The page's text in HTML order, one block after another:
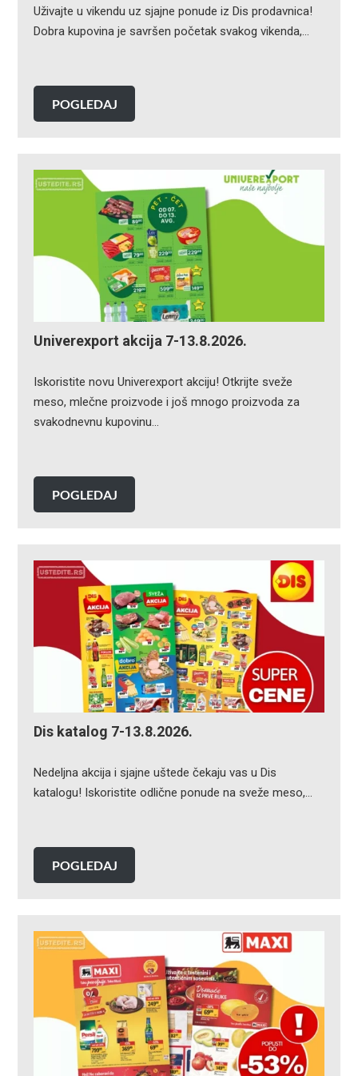
Uživajte u vikendu uz sjajne ponude iz Dis prodavnica!
Dobra kupovina je savršen početak svakog vikenda,…
POGLEDAJ
Univerexport akcija 7-13.8.2026.
Iskoristite novu Univerexport akciju! Otkrijte sveže
meso, mlečne proizvode i još mnogo proizvoda za
svakodnevnu kupovinu…
POGLEDAJ
Dis katalog 7-13.8.2026.
Nedeljna akcija i sjajne uštede čekaju vas u Dis
katalogu! Iskoristite odlične ponude na sveže meso,…
POGLEDAJ